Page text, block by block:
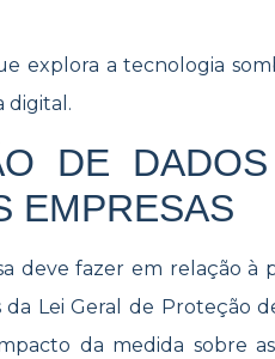
explora a tecnologia
digital.
DE
EMPRESAS
deve fazer em relação à
da Lei Geral de Proteção
da medida sobre